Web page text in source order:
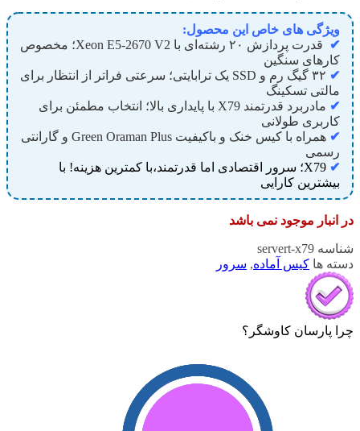
ویژگی های خاص این محصول:
✔
قدرت پردازش ۲۰ رشته‌ای با Xeon E5-2670 V2؛ مخصوص
کارهای سنگین
✔
۳۲ گیگ رم و SSD یک ترابایتی؛ سرعتی فراتر از انتظار برای
مالتی تسکینگ
✔
مادربرد قدرتمند X79 با پایداری بالا؛ انتخاب مطمئن برای
کاربری طولانی‌
✔
همراه با کیس خنک و باکیفیت Green Oraman Plus و گارانتی
رسمی
✔
X79؛ سرور اقتصادی اما قدرتمند،با کمترین هزینه‌! با
بیشترین کارایی
در انبار موجود نمی باشد
شناسه servert-x79
دسته ها کیس آماده, سرور
چرا پارسان کاوشگر؟